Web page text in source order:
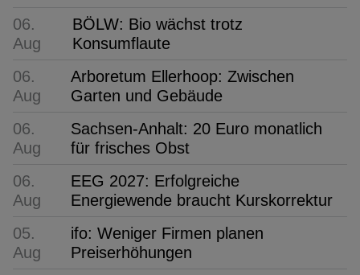
06.
Aug
BÖLW: Bio wächst trotz
Konsumflaute
06.
Aug
Arboretum Ellerhoop: Zwischen
Garten und Gebäude
06.
Aug
Sachsen-Anhalt: 20 Euro monatlich
für frisches Obst
06.
Aug
EEG 2027: Erfolgreiche
Energiewende braucht Kurskorrektur
05.
Aug
ifo: Weniger Firmen planen
Preiserhöhungen